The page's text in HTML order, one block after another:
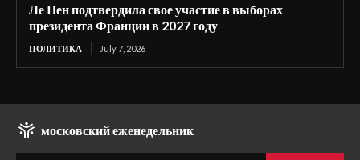
Ле Пен подтвердила свое участие в выборах
президента Франции в 2027 году
ПОЛИТИКА July 7, 2026
московский еженедельник